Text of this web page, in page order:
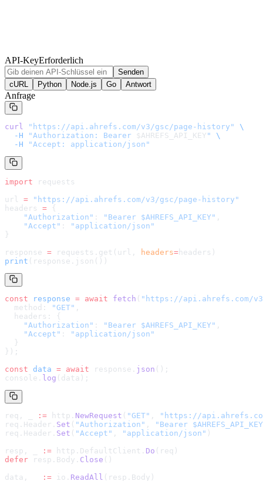
API-KeyErforderlich
Senden
cURL
Python Node.js Go Antwort
Anfrage
curl " https://api.ahrefs.com/v3/gsc/page-history "
\
  -H
"Authorization: Bearer $AHREFS_API_KEY "
\
  -H
"Accept: application/json"
import requests
url = " https://api.ahrefs.com/v3/gsc/page-history "
headers = {
    "Authorization"
: "Bearer $AHREFS_API_KEY" ,
    "Accept"
:
"application/json"
}
response = requests.get(url, headers= headers )
print (response.json())
const response = await fetch ( " https://api.ahrefs.com/
  method:
"GET" ,
  headers: {
    "Authorization"
: "Bearer $AHREFS_API_KEY" ,
    "Accept"
:
"application/json"
  }
});
const data = await response. json ();
console. log (data);
req, _ := http. NewRequest ( "GET" , " https://
req.Header. Set ( "Authorization" ,
"Bearer
req.Header. Set ( "Accept" , "application/json" )
resp, _
:= http.DefaultClient. Do (req)
defer resp.Body. Close ()
data, _
:= io. ReadAll (resp.Body)